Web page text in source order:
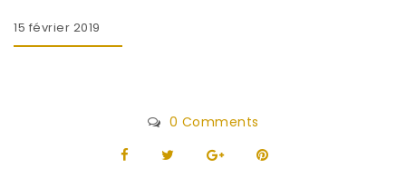
15 février 2019
0 Comments